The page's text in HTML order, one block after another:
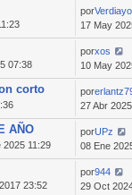
por
17 May
07:38
porxos
10 May
corto por
27 Abr
AÑO
2025 11:29
porUPz
08 Ene
23:52
por944
29 Oct